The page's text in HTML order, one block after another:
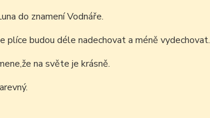
do znamení Vodnáře.
plíce budou déle nadechovat a méně vydechovat.
na světe je krásně.